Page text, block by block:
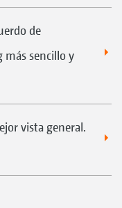
de
más sencillo y
vista general.